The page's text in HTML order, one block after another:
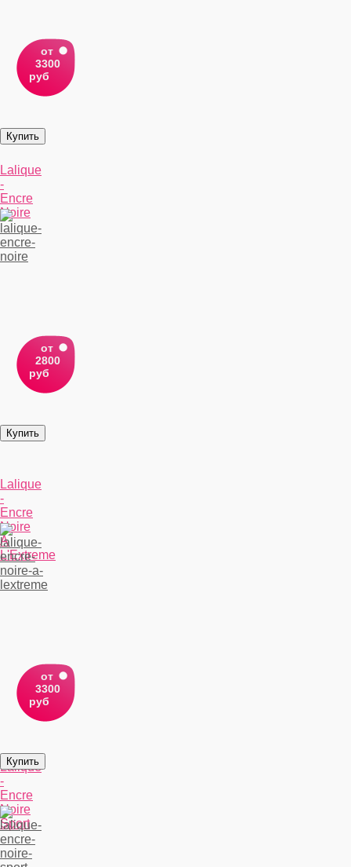
от
3300
руб
Lalique
-
Encre
Noire
от
2800
руб
Lalique
-
Encre
Noire
A
L'Extreme
от
3300
руб
Lalique
-
Encre
Noire
Sport